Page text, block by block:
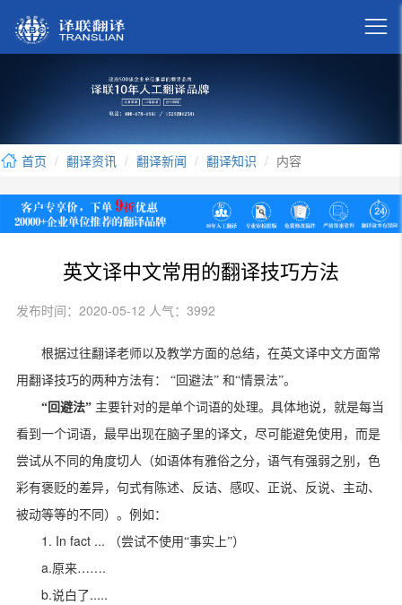

首页 翻译资讯 翻译新闻 翻译知识 内容
英文译中文常用的翻译技巧方法
发布时间：2020-05-12 人气：3992
根据过往翻译老师以及教学方面的总结，在英文译中文方面常
用翻译技巧的两种方法有：
“回避法” 和“情景法”。
“回避法” 主要针对的是单个词语的处理。具体地说，就是每当
看到一个词语，最早出现在脑子里的译文，尽可能避免使用，而是
尝试从不同的角度切人（如语体有雅俗之分，语气有强弱之别，色
彩有褒贬的差异，句式有陈述、反诘、感叹、正说、反说、主动、
被动等等的不同）。例如：
1. In fact ... （尝试不使用“事实上”）
a.原来…….
b.说白了.....